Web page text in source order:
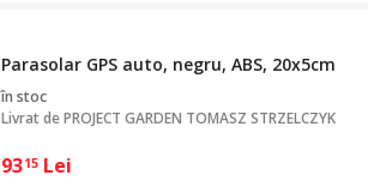
Parasolar GPS auto, negru, ABS, 20x5cm
în stoc
Livrat dePROJECT GARDEN TOMASZ STRZELCZYK
9315 Lei